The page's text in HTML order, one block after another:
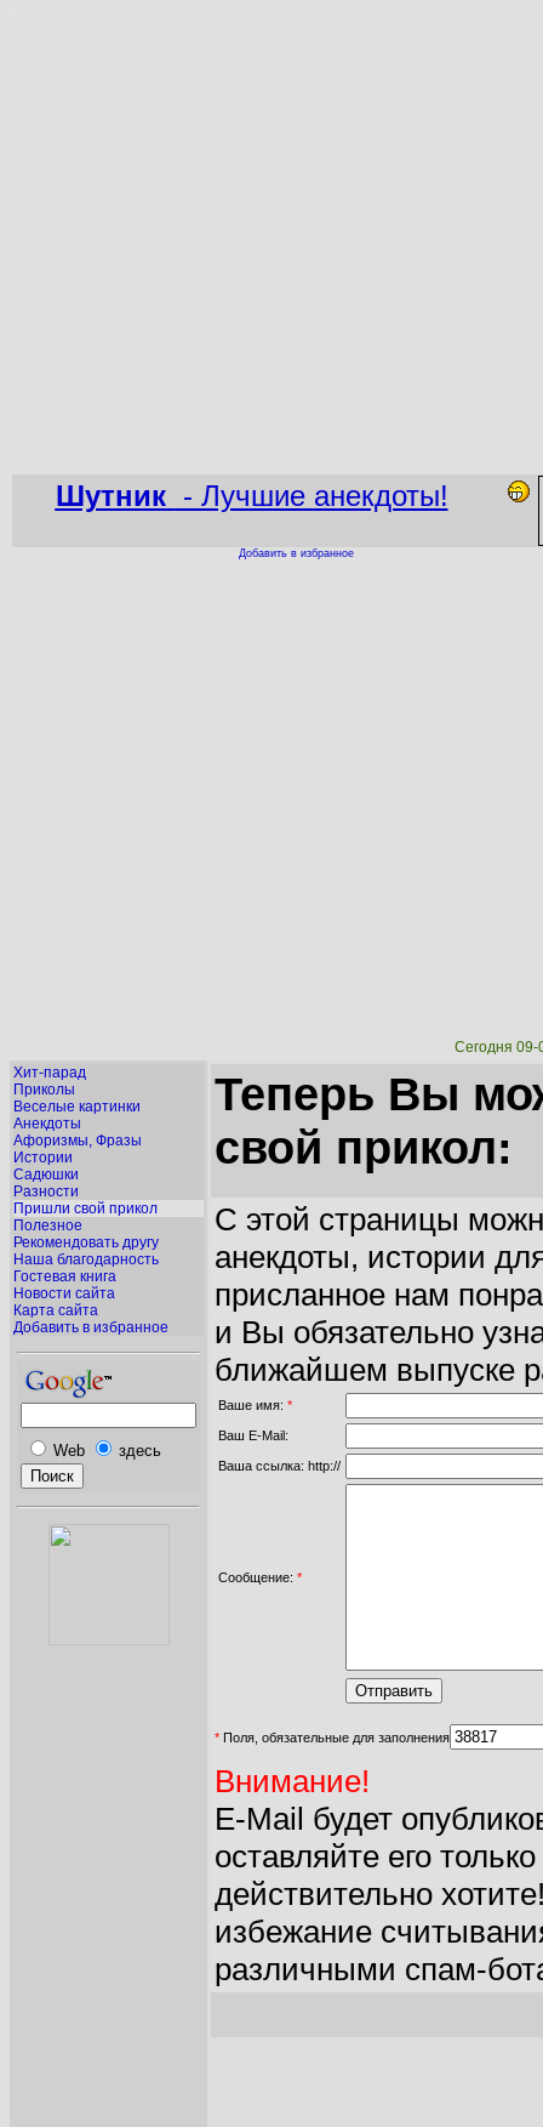
Шутник - Лучшие анекдоты!
Добавить в избранное
Сегодня 09-
Хит-парад
Приколы
Веселые картинки
Анекдоты
Афоризмы, Фразы
Истории
Садюшки
Разности
Пришли свой прикол
Полезное
Рекомендовать другу
Наша благодарность
Гостевая книга
Новости сайта
Карта сайта
Добавить в избранное
Web здесь
Теперь Вы
свой прикол:
С этой страницы
анекдоты, истории
присланное нам
и Вы обязательно
ближайшем выпуске
Ваше имя: *
Ваш E-Mail:
Ваша ссылка: http://
Сообщение: *
* Поля, обязательные для заполнения
Внимание!
E-Mail будет
оставляйте его
действительно
избежание
различными спам-